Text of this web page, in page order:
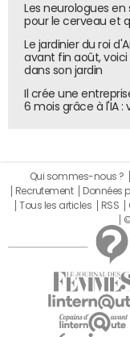
Les neurologues
pour le cerveau et
Le jardinier du roi
avant fin août,
dans son jardin
Il crée une
6 mois grâce à l'IA :
Qui sommes-nous ?
Recrutement
Données
Tous les articles
RSS